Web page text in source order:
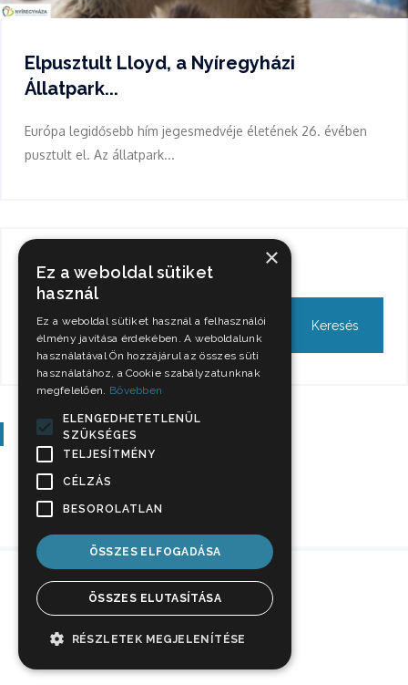
Elpusztult Lloyd, a Nyíregyházi
Állatpark...
Európa legidősebb hím jegesmedvéje életének 26. évében
pusztult el. Az állatpark...
Keresés
Szavazás
×
Ez a weboldal sütiket
használ
Ez a weboldal sütiket használ a felhasználói
élmény javítása érdekében. A weboldalunk
használatával Ön hozzájárul az összes süti
használatához, a Cookie szabályzatunknak
megfelelően. Bővebben
ELENGEDHETETLENÜL
SZÜKSÉGES
TELJESÍTMÉNY
CÉLZÁS
BESOROLATLAN
ÖSSZES ELFOGADÁSA
ÖSSZES ELUTASÍTÁSA
RÉSZLETEK MEGJELENÍTÉSE